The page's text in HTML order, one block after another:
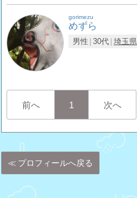
gorimezu
めずら
男性 30代 埼玉県
前へ 1 次へ
プロフィールへ戻る